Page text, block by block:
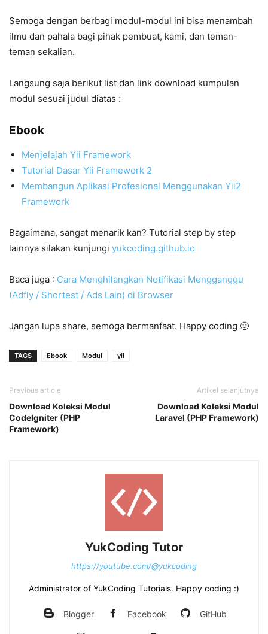
Semoga dengan berbagi modul-modul ini bisa menambah
ilmu dan pahala bagi pihak pembuat, kami, dan teman-
teman sekalian.
Langsung saja berikut list dan link download kumpulan
modul sesuai judul diatas :
Ebook
Menjelajah Yii Framework
Tutorial Dasar Yii Framework 2
Membangun Aplikasi Profesional Menggunakan Yii2
Framework
Bagaimana, sangat menarik kan? Tutorial step by step
lainnya silakan kunjungi yukcoding.github.io
Baca juga : Cara Menghilangkan Notifikasi Mengganggu
(Adfly / Shortest / Ads Lain) di Browser
Jangan lupa share, semoga bermanfaat. Happy coding 🙂
TAGS Ebook Modul yii
Previous article
Download Koleksi Modul
CodeIgniter (PHP
Framework)
Artikel selanjutnya
Download Koleksi Modul
Laravel (PHP Framework)
YukCoding Tutor
https://youtube.com/@yukcoding
Administrator of YukCoding Tutorials. Happy coding :)
Blogger Facebook GitHub